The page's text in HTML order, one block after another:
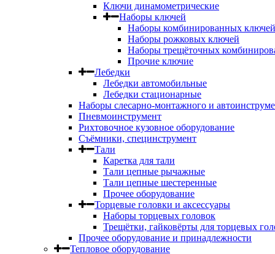
Ключи динамометрические
Наборы ключей
Наборы комбинированных ключей
Наборы рожковых ключей
Наборы трещёточных
Прочие ключие
Лебедки
Лебедки автомобильные
Лебедки стационарные
Наборы слесарно-монтажного и
Пневмоинструмент
Рихтовочное кузовное оборудование
Съёмники, специнструмент
Тали
Каретка для тали
Тали цепные рычажные
Тали цепные шестеренные
Прочее оборудование
Торцевые головки и аксессуары
Наборы торцевых головок
Трещётки, гайковёрты для торцевых
Прочее оборудование и принадлежности
Тепловое оборудование